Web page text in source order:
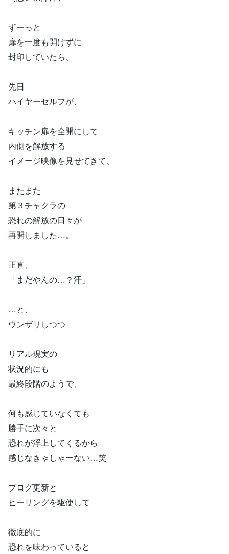
ずーっと
扉を一度も開けずに
封印していたら、
先日
ハイヤーセルフが、
キッチン扉を全開にして
内側を解放する
イメージ映像を見せてきて、
またまた
第３チャクラの
恐れの解放の日々が
再開しました…。
正直、
「まだやんの…？汗」
…と、
ウンザリしつつ
リアル現実の
状況的にも
最終段階のようで、
何も感じていなくても
勝手に次々と
恐れが浮上してくるから
感じなきゃしゃーない…笑
ブログ更新と
ヒーリングを駆使して
徹底的に
恐れを味わっていると